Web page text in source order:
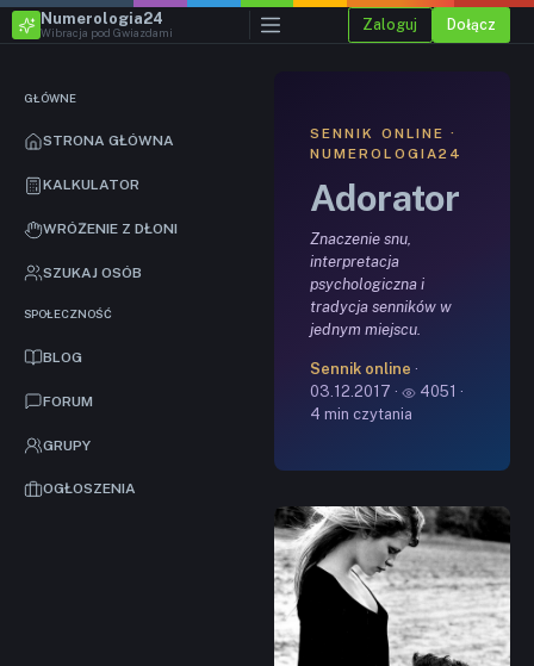
GŁÓWNE
STRONA GŁÓWNA
KALKULATOR
WRÓŻENIE Z DŁONI
SZUKAJ OSÓB
SPOŁECZNOŚĆ
BLOG
FORUM
GRUPY
OGŁOSZENIA
Numerologia24
Wibracja pod Gwiazdami Zaloguj Dołącz
SENNIK ONLINE ·
NUMEROLOGIA24
Adorator
Znaczenie snu,
interpretacja
psychologiczna i
tradycja senników w
jednym miejscu.
Sennik online ·
03.12.2017 ·
4051 ·
4 min czytania